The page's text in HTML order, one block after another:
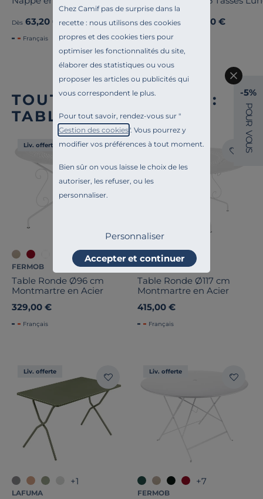
Chez Camif pas de surprise dans la
recette : nous utilisons des cookies
propres et des cookies tiers pour
optimiser les fonctionnalités du site,
élaborer des statistiques ou vous
proposer les articles ou publicités qui
vous correspondent le plus.
Pour tout savoir, rendez-vous sur "
Gestion des cookies". Vous pourrez y
modifier vos préférences à tout moment.
Bien sûr on vous laisse le choix de les
autoriser, les refuser, ou les
personnaliser.
Personnaliser
Accepter et continuer
Dès 63,20 € Ancien prix
79,00 € -20%
Français
Dès 59,00 €
TOUTE NOTRE OFFRE :
TABLES D'EXTÉRIEUR
Liv. offerte
+4
FERMOB
Table Ronde Ø96 cm
Montmartre en Acier
329,00 €
Français
Liv. offerte
+5
FERMOB
Table Ronde Ø117 cm
Montmartre en Acier
415,00 €
Français
Liv. offerte
+1
LAFUMA
Liv. offerte
+7
FERMOB
-5%
P
O
U
R
V
O
U
S